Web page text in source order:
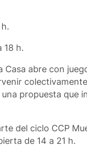
18 h.
Casa abre con
propuesta que
del ciclo CCP
de 14 a 21 h.